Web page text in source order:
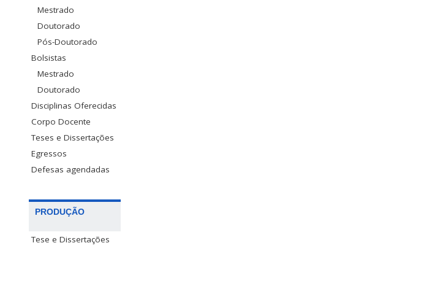
Mestrado
Doutorado
Pós-Doutorado
Bolsistas
Mestrado
Doutorado
Disciplinas Oferecidas
Corpo Docente
Teses e Dissertações
Egressos
Defesas agendadas
PRODUÇÃO
Tese e Dissertações